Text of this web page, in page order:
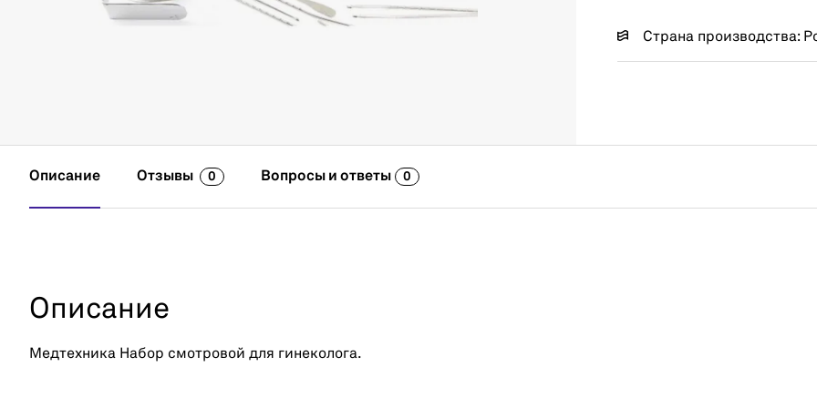
Страна производства:
Описание Отзывы 0 Вопросы и ответы 0
Описание
Медтехника Набор смотровой для гинеколога.